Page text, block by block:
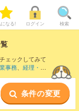
なる! ログイン 検索
ェックしてみて
事務、 経理・財
条件の変更